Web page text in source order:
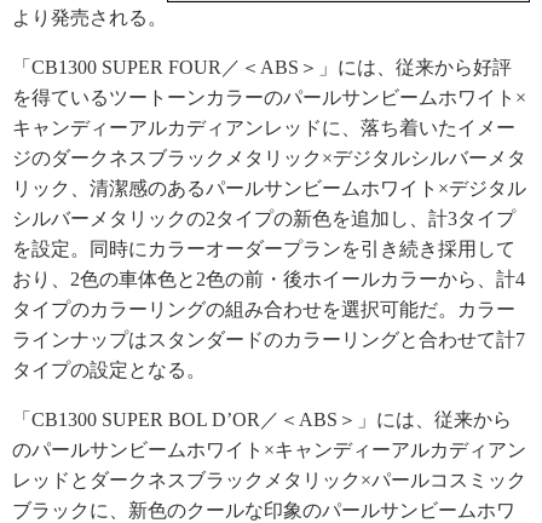
より発売される。
「CB1300 SUPER FOUR／＜ABS＞」には、従来から好評
を得ているツートーンカラーのパールサンビームホワイト×
キャンディーアルカディアンレッドに、落ち着いたイメー
ジのダークネスブラックメタリック×デジタルシルバーメタ
リック、清潔感のあるパールサンビームホワイト×デジタル
シルバーメタリックの2タイプの新色を追加し、計3タイプ
を設定。同時にカラーオーダープランを引き続き採用して
おり、2色の車体色と2色の前・後ホイールカラーから、計4
タイプのカラーリングの組み合わせを選択可能だ。カラー
ラインナップはスタンダードのカラーリングと合わせて計7
タイプの設定となる。
「CB1300 SUPER BOL D’OR／＜ABS＞」には、従来から
のパールサンビームホワイト×キャンディーアルカディアン
レッドとダークネスブラックメタリック×パールコスミック
ブラックに、新色のクールな印象のパールサンビームホワ